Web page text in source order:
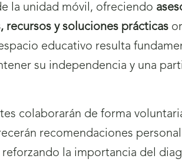
la unidad móvil, ofreciendo
recursos y soluciones prácticas
educativo resulta
su independencia y una
colaborarán de forma
recomendaciones
la importancia del